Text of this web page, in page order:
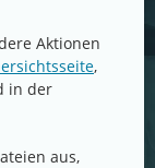
Aktionen
,
in der
aus,